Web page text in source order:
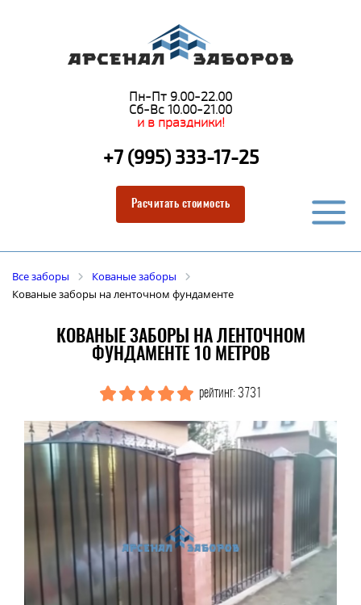
Пн-Пт 9.00-22.00
Сб-Вс 10.00-21.00
и в праздники!
+7 (995) 333-17-25
Расчитать стоимость
Все заборы
Кованые заборы
Кованые заборы на ленточном фундаменте
КОВАНЫЕ ЗАБОРЫ НА ЛЕНТОЧНОМ
ФУНДАМЕНТЕ 10 МЕТРОВ
рейтинг: 3731